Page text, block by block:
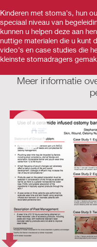
Kinderen met stoma's, hun
speciaal niveau van
kunnen u helpen deze aan
nuttige materialen die u kunt
video's en case studies die
kleinste stomadragers
Meer informatie